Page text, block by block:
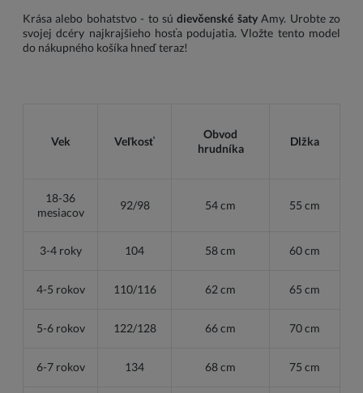
Krása alebo bohatstvo - to súdievčenské šatyAmy. Urobte zo
svojej dcéry najkrajšieho hosťa podujatia. Vložte tento model
do nákupného košíka hneď teraz!
Vek Veľkosť
Obvod
hrudníka
Dlžka
18-36
mesiacov
92/98 54 cm 55 cm
3-4 roky 104 58 cm 60 cm
4-5 rokov 110/116 62 cm 65 cm
5-6 rokov 122/128 66 cm 70 cm
6-7 rokov 134 68 cm 75 cm